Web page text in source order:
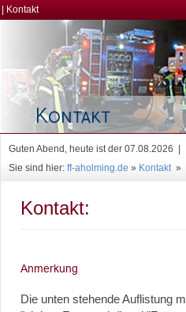
Kontakt
Guten Abend, heute ist der 07.08.2026 |
Sie sind hier: ff-aholming.de » Kontakt»
Kontakt:
Die unten stehende Auflistung